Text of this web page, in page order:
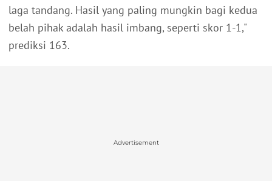
laga tandang. Hasil yang paling mungkin bagi kedua
belah pihak adalah hasil imbang, seperti skor 1-1,"
prediksi 163.
Advertisement